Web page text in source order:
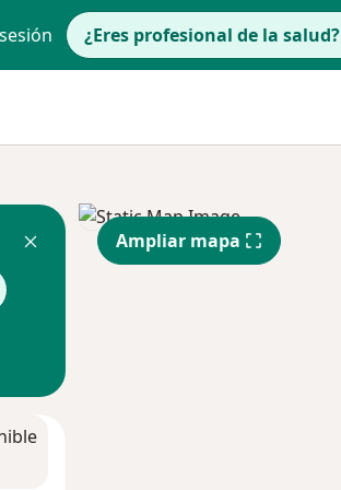
¿Eres profesional de la salud?
Ampliar mapa